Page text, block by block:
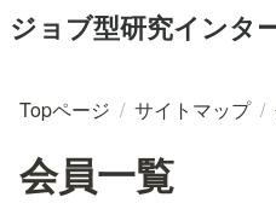
ジョブ型研究インタ
Topページ / サイトマップ /
会員一覧